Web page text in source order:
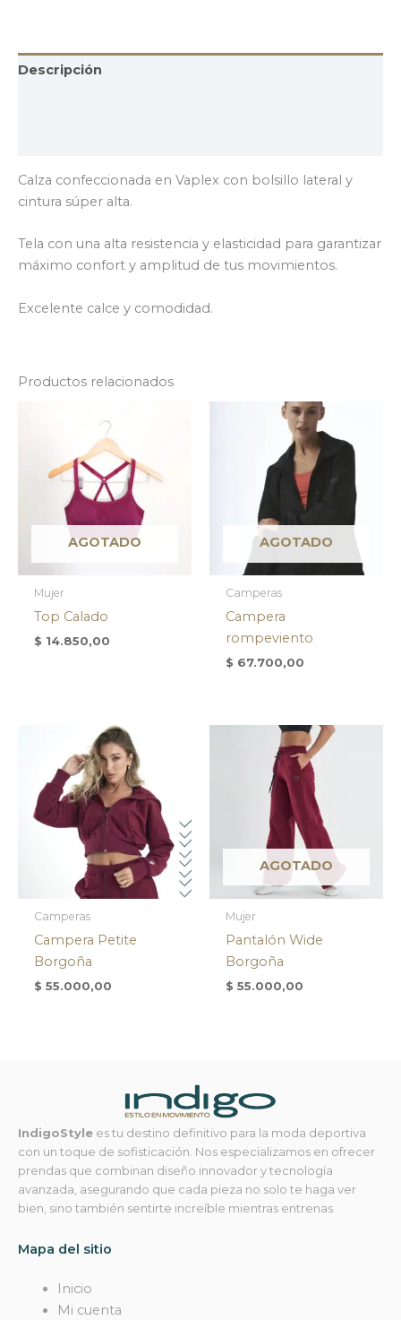
Descripción
Calza confeccionada en Vaplex con bolsillo lateral y
cintura súper alta.
Tela con una alta resistencia y elasticidad para garantizar
máximo confort y amplitud de tus movimientos.
Excelente calce y comodidad.
Productos relacionados
AGOTADO
Mujer
Top Calado
$ 14.850,00
AGOTADO
Camperas
Campera
rompeviento
$ 67.700,00
Camperas
Campera Petite
Borgoña
$ 55.000,00
AGOTADO
Mujer
Pantalón Wide
Borgoña
$ 55.000,00
IndigoStyle es tu destino definitivo para la moda deportiva
con un toque de sofisticación. Nos especializamos en ofrecer
prendas que combinan diseño innovador y tecnología
avanzada, asegurando que cada pieza no solo te haga ver
bien, sino también sentirte increíble mientras entrenas
Mapa del sitio
Inicio
Mi cuenta